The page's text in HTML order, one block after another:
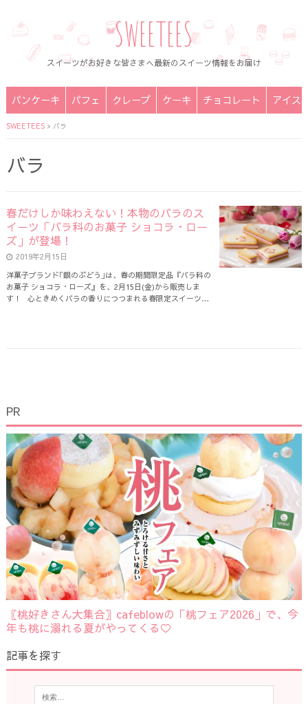
SWEETEES
スイーツがお好きな皆さまへ最新のスイーツ情報をお届け
パンケーキ パフェ クレープ ケーキ チョコレート アイス
SWEETEES> バラ
バラ
春だけしか味わえない！本物のバラのス
イーツ「バラ科のお菓子 ショコラ・ロー
ズ」が登場！
2019年2月15日
洋菓子ブランド｢銀のぶどう｣は、春の期間限定品『バラ科の
お菓子 ショコラ・ローズ』を、2月15日(金)から販売しま
す！ 心ときめくバラの香りにつつまれる春限定スイーツ…
PR
〖桃好きさん大集合〗cafeblowの「桃フェア2026」で、今
年も桃に溺れる夏がやってくる♡
記事を探す